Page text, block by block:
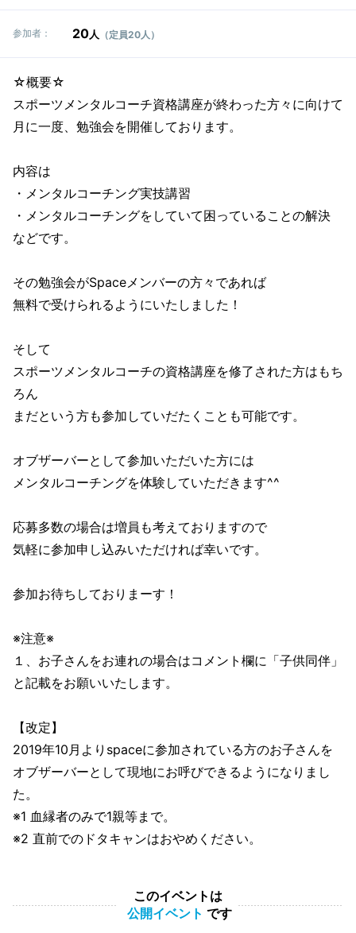
参加者： 20人 （定員20人）
☆概要☆
スポーツメンタルコーチ資格講座が終わった方々に向けて
月に一度、勉強会を開催しております。
内容は
・メンタルコーチング実技講習
・メンタルコーチングをしていて困っていることの解決
などです。
その勉強会がSpaceメンバーの方々であれば
無料で受けられるようにいたしました！
そして
スポーツメンタルコーチの資格講座を修了された方はもち
ろん
まだという方も参加していだたくことも可能です。
オブザーバーとして参加いただいた方には
メンタルコーチングを体験していただきます^^
応募多数の場合は増員も考えておりますので
気軽に参加申し込みいただければ幸いです。
参加お待ちしておりまーす！
※注意※
１、お子さんをお連れの場合はコメント欄に「子供同伴」
と記載をお願いいたします。
【改定】
2019年10月よりspaceに参加されている方のお子さんを
オブザーバーとして現地にお呼びできるようになりまし
た。
※1 血縁者のみで1親等まで。
※2 直前でのドタキャンはおやめください。
このイベントは
公開イベント です